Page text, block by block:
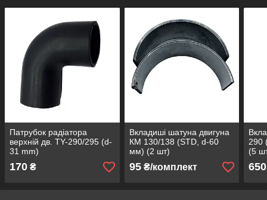
Патрубок радіатора
верхній дв. TY-290/295 (d-
31 mm)
170 ₴
Вкладиші шатуна двигуна
КМ 130/138 (STD, d-60
мм) (2 шт)
95₴/комплект
290
(5
650